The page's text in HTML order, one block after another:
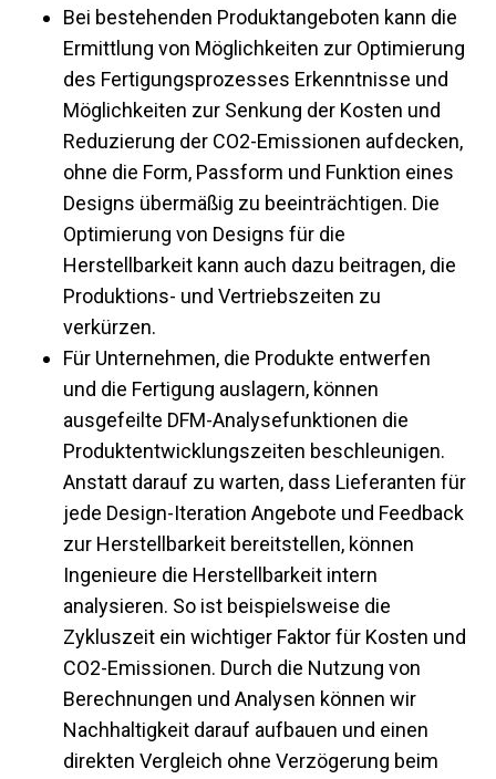
Bei bestehenden Produktangeboten kann die
Ermittlung von Möglichkeiten zur Optimierung
des Fertigungsprozesses Erkenntnisse und
Möglichkeiten zur Senkung der Kosten und
Reduzierung der CO2-Emissionen aufdecken,
ohne die Form, Passform und Funktion eines
Designs übermäßig zu beeinträchtigen. Die
Optimierung von Designs für die
Herstellbarkeit kann auch dazu beitragen, die
Produktions- und Vertriebszeiten zu
verkürzen.
Für Unternehmen, die Produkte entwerfen
und die Fertigung auslagern, können
ausgefeilte DFM-Analysefunktionen die
Produktentwicklungszeiten beschleunigen.
Anstatt darauf zu warten, dass Lieferanten für
jede Design-Iteration Angebote und Feedback
zur Herstellbarkeit bereitstellen, können
Ingenieure die Herstellbarkeit intern
analysieren. So ist beispielsweise die
Zykluszeit ein wichtiger Faktor für Kosten und
CO2-Emissionen. Durch die Nutzung von
Berechnungen und Analysen können wir
Nachhaltigkeit darauf aufbauen und einen
direkten Vergleich ohne Verzögerung beim